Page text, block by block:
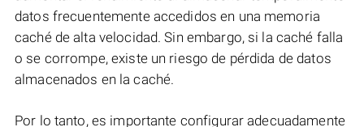
datos frecuentemente accedidos en una memoria
caché de alta velocidad. Sin embargo, si la caché falla
o se corrompe, existe un riesgo de pérdida de datos
almacenados en la caché.
Por lo tanto, es importante configurar adecuadamente